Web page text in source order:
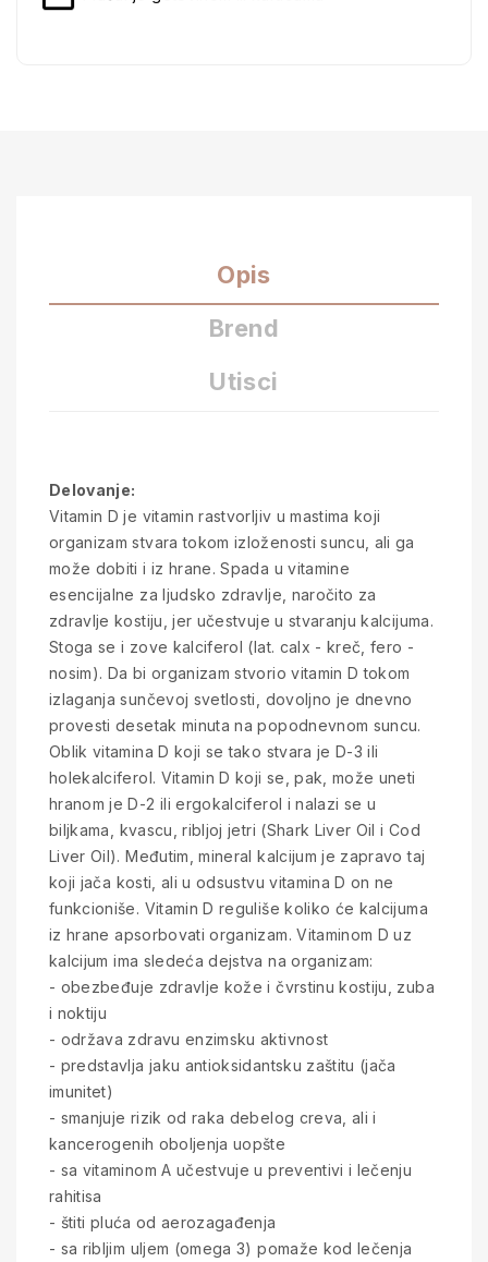
Opis
Brend
Utisci
Delovanje:
Vitamin D je vitamin rastvorljiv u mastima koji
organizam stvara tokom izloženosti suncu, ali ga
može dobiti i iz hrane. Spada u vitamine
esencijalne za ljudsko zdravlje, naročito za
zdravlje kostiju, jer učestvuje u stvaranju kalcijuma.
Stoga se i zove kalciferol (lat. calx - kreč, fero -
nosim). Da bi organizam stvorio vitamin D tokom
izlaganja sunčevoj svetlosti, dovoljno je dnevno
provesti desetak minuta na popodnevnom suncu.
Oblik vitamina D koji se tako stvara je D-3 ili
holekalciferol. Vitamin D koji se, pak, može uneti
hranom je D-2 ili ergokalciferol i nalazi se u
biljkama, kvascu, ribljoj jetri (Shark Liver Oil i Cod
Liver Oil). Međutim, mineral kalcijum je zapravo taj
koji jača kosti, ali u odsustvu vitamina D on ne
funkcioniše. Vitamin D reguliše koliko će kalcijuma
iz hrane apsorbovati organizam. Vitaminom D uz
kalcijum ima sledeća dejstva na organizam:
- obezbeđuje zdravlje kože i čvrstinu kostiju, zuba
i noktiju
- održava zdravu enzimsku aktivnost
- predstavlja jaku antioksidantsku zaštitu (jača
imunitet)
- smanjuje rizik od raka debelog creva, ali i
kancerogenih oboljenja uopšte
- sa vitaminom A učestvuje u preventivi i lečenju
rahitisa
- štiti pluća od aerozagađenja
- sa ribljim uljem (omega 3) pomaže kod lečenja